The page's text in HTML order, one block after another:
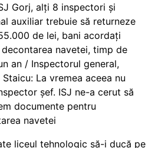
Gorj, alți 8 inspectori și
auxiliar trebuie să returneze
de lei, bani acordați
navetei, timp de
an / Inspectorul general,
Staicu: La vremea aceea nu
șef. ISJ ne-a cerut să
documente pentru
navetei
liceul tehnologic să-i ducă pe